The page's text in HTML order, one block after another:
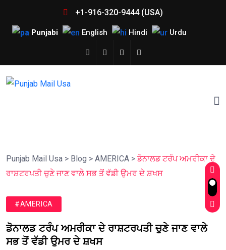
+1-916-320-9444 (USA)
Punjabi English Hindi Urdu
Punjab Mail Usa > Blog > AMERICA > ਡੋਨਾਲਡ ਟਰੰਪ ਅਮਰੀਕਾ ਦੇ
ਰਾਸ਼ਟਰਪਤੀ ਚੁਣੇ ਜਾਣ ਵਾਲੇ ਸਭ ਤੋਂ ਵੱਡੀ ਉਮਰ ਦੇ ਸ਼ਖਸ
#AMERICA
ਡੋਨਾਲਡ ਟਰੰਪ ਅਮਰੀਕਾ ਦੇ ਰਾਸ਼ਟਰਪਤੀ ਚੁਣੇ ਜਾਣ ਵਾਲੇ
ਸਭ ਤੋਂ ਵੱਡੀ ਉਮਰ ਦੇ ਸ਼ਖਸ